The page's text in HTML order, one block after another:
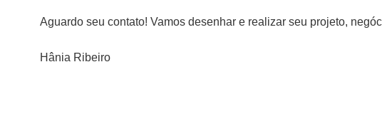
Aguardo seu contato! Vamos desenhar e realizar seu projeto,
Hânia Ribeiro